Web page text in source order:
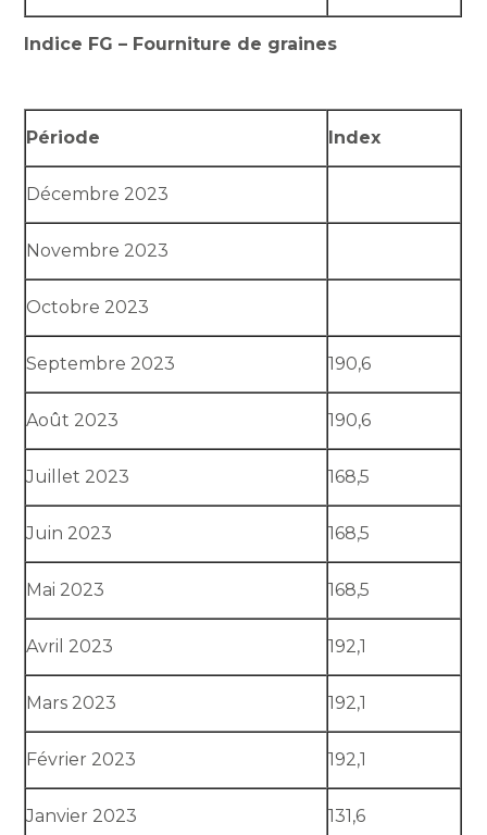
Indice FG – Fourniture de graines
Période Index
Décembre 2023
Novembre 2023
Octobre 2023
Septembre 2023 190,6
Août 2023 190,6
Juillet 2023 168,5
Juin 2023 168,5
Mai 2023 168,5
Avril 2023 192,1
Mars 2023 192,1
Février 2023 192,1
Janvier 2023 131,6